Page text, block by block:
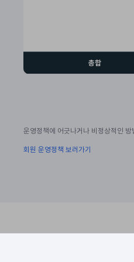
총합
운영정책에 어긋나거나 비정상적인
회원 운영정책 보러가기